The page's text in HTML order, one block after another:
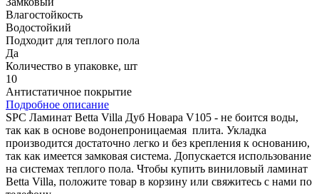
Влагостойкость
Водостойкий
Подходит для теплого пола
Да
Количество в упаковке, шт
10
Антистатичное покрытие
Подробное описание
SPC Ламинат Betta Villa Дуб Новара V105 - не боится воды,
так как в основе водонепроницаемая плита. Укладка
производится достаточно легко и без крепления к основанию,
так как имеется замковая система. Допускается использование
на системах теплого пола. Чтобы купить виниловый ламинат
Betta Villa, положите товар в корзину или свяжитесь с нами по